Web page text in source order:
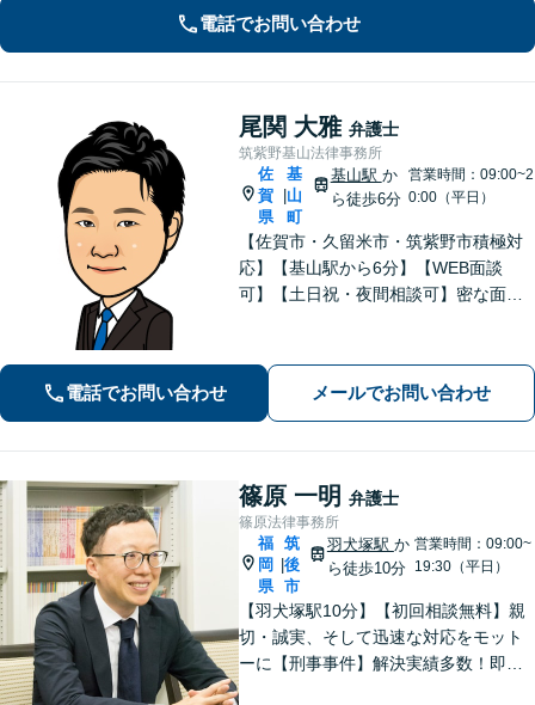
ブルに対応【初回のご相談30分無料】
電話でお問い合わせ
尾関 大雅 弁護士
筑紫野基山法律事務所
佐
賀
県
基
山
町
基山駅 か
ら徒歩6分
営業時間：09:00~2
0:00（平日）
【佐賀市・久留米市・筑紫野市積極対
応】【基山駅から6分】【WEB面談
可】【土日祝・夜間相談可】密な面談
り、最善を尽くします。「相談者様に
寄り添い親身に対応」【個室対応／守
秘義務厳守】
電話でお問い合わせ メールでお問い合わせ
篠原 一明 弁護士
篠原法律事務所
福
岡
県
|
筑
後
市
羽犬塚駅 か
ら徒歩10分
営業時間：09:00~
19:30（平日）
【羽犬塚駅10分】【初回相談無料】親
切・誠実、そして迅速な対応をモット
ーに【刑事事件】解決実績多数！即時